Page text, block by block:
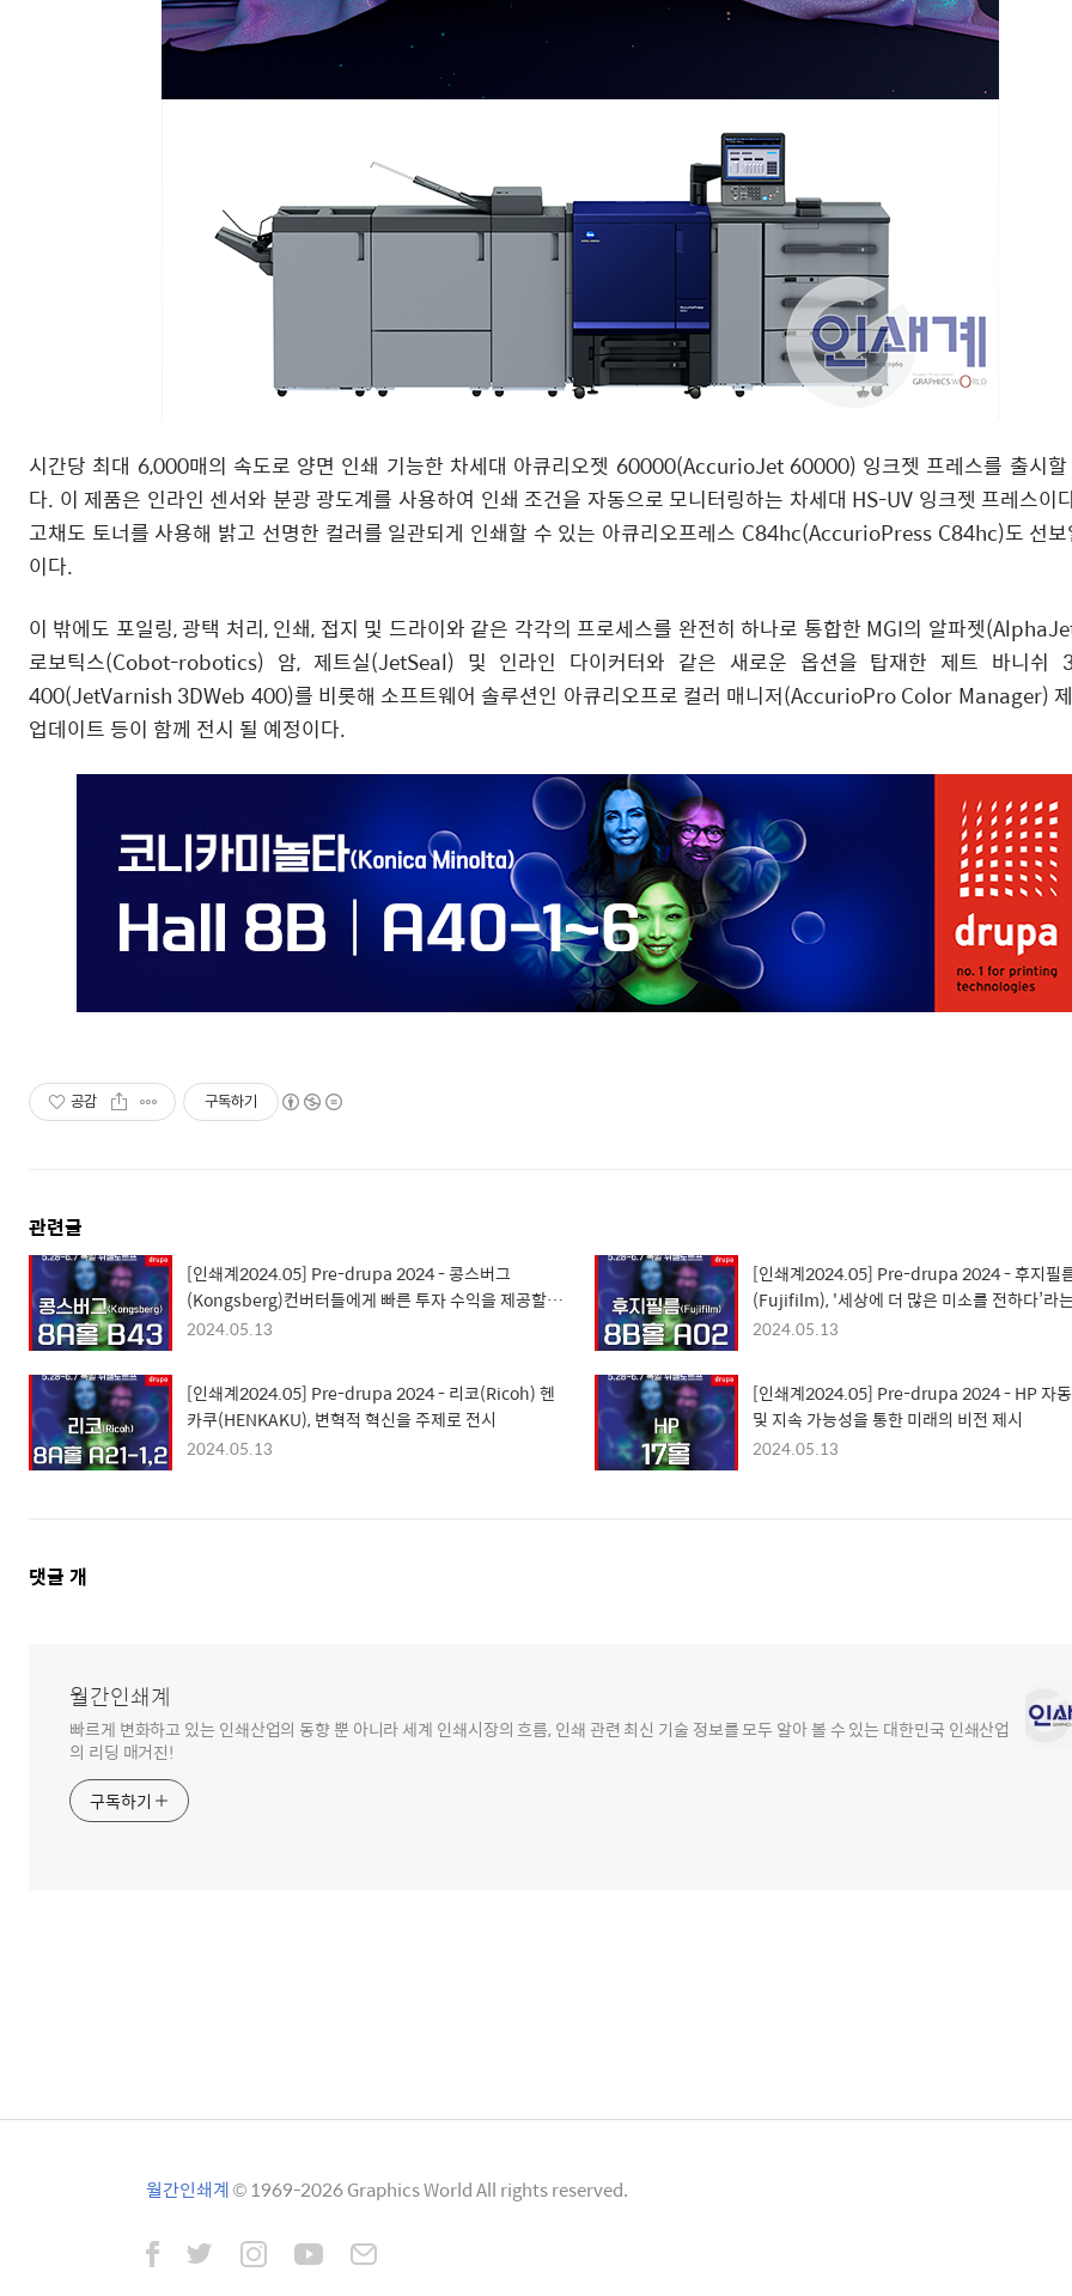
시간당 최대 6,000매의 속도로 양면 인쇄 기능한 차세대 아큐리오젯 60000(AccurioJet 60000) 잉크젯 프레스를 출시
다. 이 제품은 인라인 센서와 분광 광도계를 사용하여 인쇄 조건을 자동으로 모니터링하는 차세대 HS-UV 잉크젯 프레스이
고채도 토너를 사용해 밝고 선명한 컬러를 일관되게 인쇄할 수 있는 아큐리오프레스 C84hc(AccurioPress C84hc)도 선
이다.
이 밖에도 포일링, 광택 처리, 인쇄, 접지 및 드라이와 같은 각각의 프로세스를 완전히 하나로 통합한 MGI의 알파젯
로보틱스(Cobot-robotics) 암, 제트실(JetSeal) 및 인라인 다이커터와 같은 새로운 옵션을 탑재한 제트 바니쉬
400(JetVarnish 3DWeb 400)를 비롯해 소프트웨어 솔루션인 아큐리오프로 컬러 매니저(AccurioPro Color Manager)
업데이트 등이 함께 전시 될 예정이다.
공감 구독하기
관련글
[인쇄계2024.05] Pre-drupa 2024 - 콩스버그
(Kongsberg)컨버터들에게 빠른 투자 수익을 제공할
수 있는 신제품 전시
2024.05.13
[인쇄계2024.05] Pre-drupa 2024 - 후지필
(Fujifilm), '세상에 더 많은 미소를 전하다’라
목표로 전시 전개
2024.05.13
[인쇄계2024.05] Pre-drupa 2024 - 리코(Ricoh) 헨
카쿠(HENKAKU), 변혁적 혁신을 주제로 전시
2024.05.13
[인쇄계2024.05] Pre-drupa 2024 - HP 자
및 지속 가능성을 통한 미래의 비전 제시
2024.05.13
댓
댓글 개
월간인쇄계
빠르게 변화하고 있는 인쇄산업의 동향 뿐 아니라 세계 인쇄시장의 흐름, 인쇄 관련 최신 기술 정보를 모두 알아 볼 수 있는 대한민국 인쇄산업
의 리딩 매거진!
구독하기
월간인쇄계© 1969-2026 Graphics World All rights reserved.